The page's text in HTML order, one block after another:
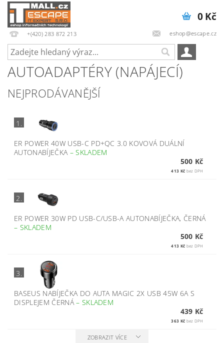
+(420) 283 872 213 eshop@escape.cz
0 Kč
AUTOADAPTÉRY (NAPÁJECÍ)
NEJPRODÁVANĚJŠÍ
1.
ER POWER 40W USB-C PD+QC 3.0 KOVOVÁ DUÁLNÍ
AUTONABÍJEČKA –SKLADEM
500 Kč
413 Kč bez DPH
2.
ER POWER 30W PD USB-C/USB-A AUTONABÍJEČKA, ČERNÁ
– SKLADEM
500 Kč
413 Kč bez DPH
3.
BASEUS NABÍJEČKA DO AUTA MAGIC 2X USB 45W 6A S
DISPLEJEM ČERNÁ– SKLADEM
439 Kč
363 Kč bez DPH
ZOBRAZIT VÍCE